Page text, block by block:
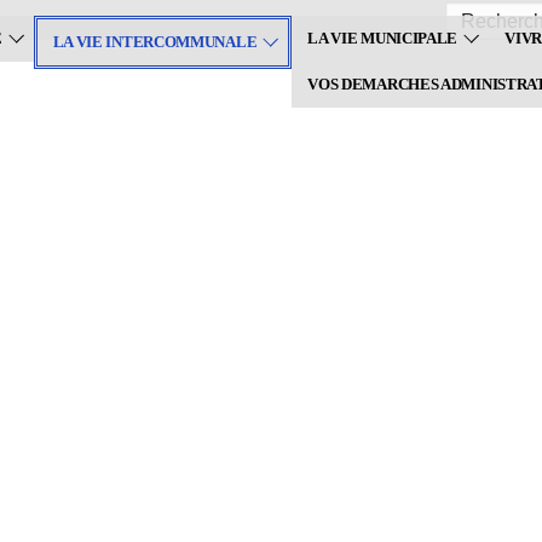
LA VIE INTERCOMMUNALE LA VIE MUNICIPALE
VOS DEMARCHES